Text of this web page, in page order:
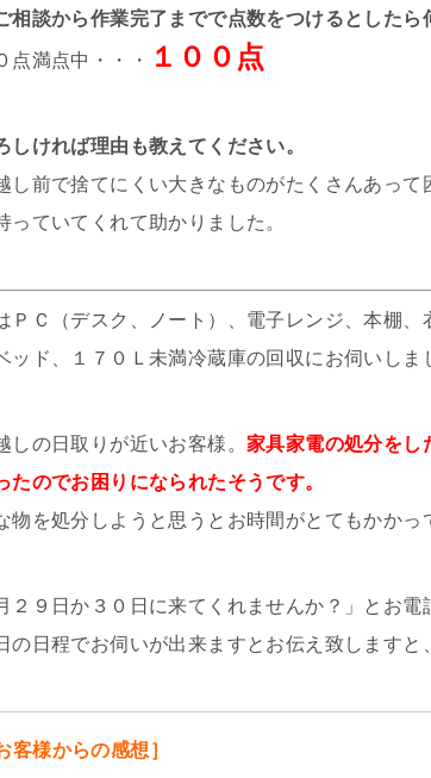
相談から作業完了までで点数をつけるとしたら
点満点中・・・ １００点
しければ理由も教えてください。
し前で捨てにくい大きなものがたくさんあって
っていてくれて助かりました。
ＰＣ（デスク、ノート）、電子レンジ、本棚
ッド、１７０Ｌ未満冷蔵庫の回収にお伺いしま
しの日取りが近いお客様。 家具家電の処分をし
たのでお困りになられたそうです。
物を処分しようと思うとお時間がとてもかかっ
２９日か３０日に来てくれませんか？」とお電
の日程でお伺いが出来ますとお伝え致しますと
客様からの感想］